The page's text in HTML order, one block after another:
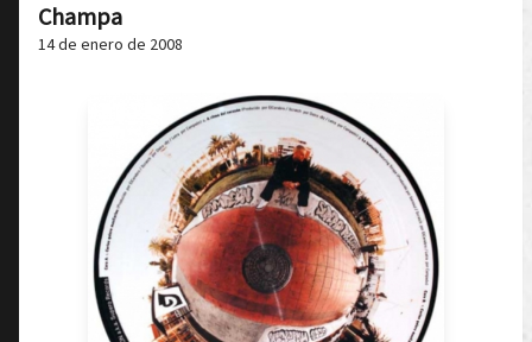
Champa
14 de enero de 2008